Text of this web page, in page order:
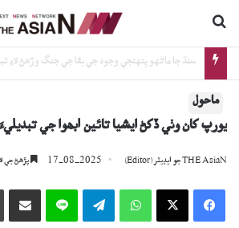
سنڌ جا ماڻهو پنهنجي وجود جي بقا جي جنگ وڙهڻ لاءِ
ماحول
يورپ کان وٺي ڏکڻ ايشيا تائين آبھوا جي
THE AsiaN جو ايڊيٽر (Editor) 17-08-2025 پڙھڻ جي لاءِ 9
Facebook
X
WhatsApp
Telegram
Line اي ميل